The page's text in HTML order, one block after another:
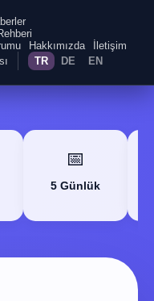
Hakkımızda
İletişim
TR DE EN
📅
5 Günlük